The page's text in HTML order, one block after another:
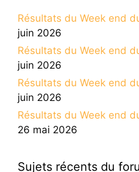
Résultats du Week end
juin 2026
Résultats du Week end
juin 2026
Résultats du Week end
juin 2026
Résultats du Week end
26 mai 2026
Sujets récents du